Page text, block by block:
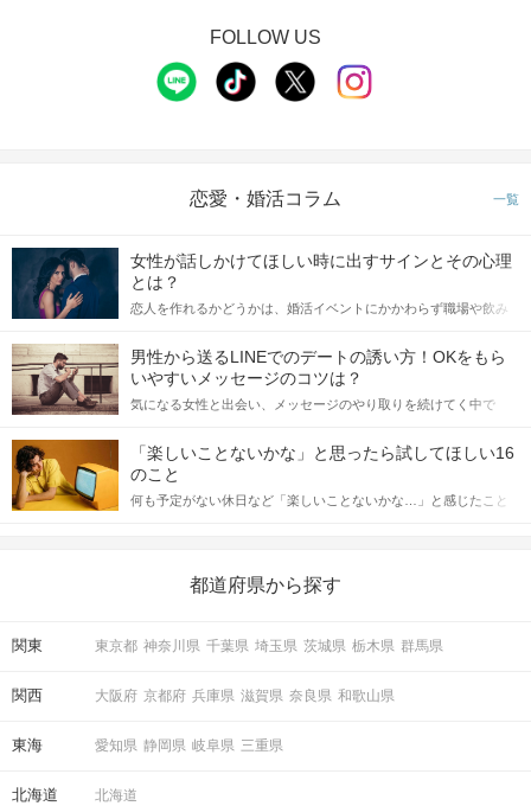
FOLLOW US
恋愛・婚活コラム 一覧
女性が話しかけてほしい時に出すサインとその心理
とは？
恋人を作れるかどうかは、婚活イベントにかかわらず職場や飲み
てアプローチできるかにも左右されます。 これから恋人作りを本
格的に始めようとしている方は、女性が異性を求めて出すサイン
をしっかりと理解し、正しい行動に移せるかどうかが重要。 この
記事では、女性が話しかけて欲しい時に出すサインとその心理を
合にどのような行動に繋げるべきかをご紹介していきます。
男性から送るLINEでのデートの誘い方！OKをもら
いやすいメッセージのコツは？
気になる女性と出会い、メッセージのやり取りを続けてく中で
しかし、中には「どう誘ったらいいの？」とお困りの男性もいら
っしゃるのではないでしょうか。 そこで今回は、男性から女性へ
送るLINEでのデートの誘い方のコツをご紹介します。例文も混じ
えながら解説するので、ぜひ参考にしてください。
「楽しいことないかな」と思ったら試してほしい16
のこと
何も予定がない休日など「楽しいことないかな…」と感じたこと
の楽しいことアイデアを集めました♪ いままさに楽しいことを探し
都道府県から探す
関東 東京都 神奈川県 千葉県 埼玉県 茨城県 栃木県 群馬県
関西 大阪府 京都府 兵庫県 滋賀県 奈良県 和歌山県
東海 愛知県 静岡県 岐阜県 三重県
北海道 北海道